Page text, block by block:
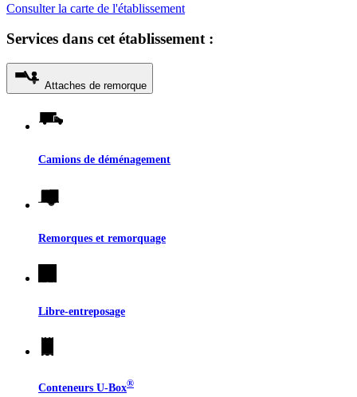
Consulter la carte de l'établissement
Services dans cet établissement :
Attaches de remorque
Camions de déménagement
Remorques et remorquage
Libre-entreposage
Conteneurs U-Box®